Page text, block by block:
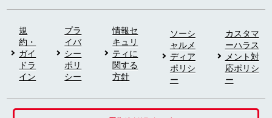
規
約・
ガイ
ドラ
イン
プラ
イバ
シー
ポリ
シー
情報セ
キュリ
ティに
関する
方針
ソーシ
ャルメ
ディア
ポリシ
ー
カスタマ
ーハラス
メント対
応ポリシ
ー